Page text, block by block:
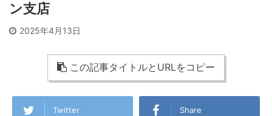
ン支店
2025年4月13日
この記事タイトルとURLをコピー
Twitter Share